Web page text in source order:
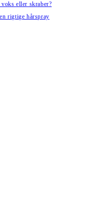
eller skraber?
rigtige hårspray